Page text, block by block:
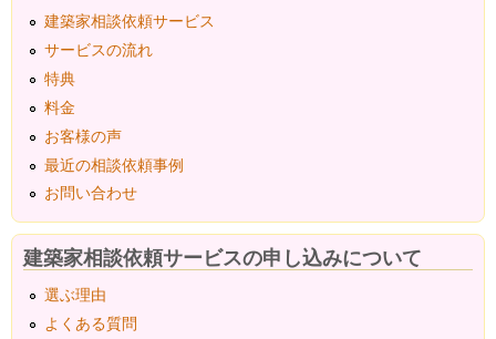
建築家相談依頼サービス
サービスの流れ
特典
料金
お客様の声
最近の相談依頼事例
お問い合わせ
建築家相談依頼サービスの申し込みについて
選ぶ理由
よくある質問